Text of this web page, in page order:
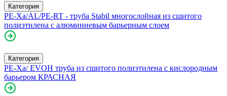
Категория
PE-Xa/AL/PE-RT - труба Stabil многослойная из сшитого
полиэтилена с алюминиевым барьерным слоем
Категория
PE-Xa/ EVOH труба из сшитого полиэтилена с кислородным
барьером КРАСНАЯ